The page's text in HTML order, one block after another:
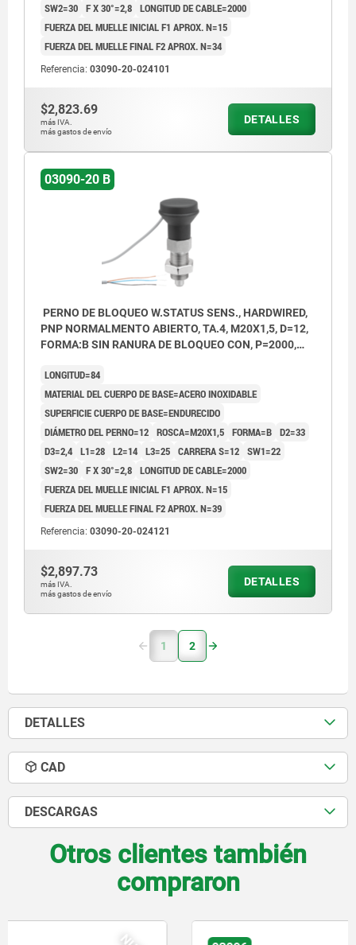
SW2=30 F X 30°=2,8 LONGITUD DE CABLE=2000
FUERZA DEL MUELLE INICIAL F1 APROX. N=15
FUERZA DEL MUELLE FINAL F2 APROX. N=34
Referencia: 03090-20-024101
$2,823.69
más IVA.
más gastos de envío
DETALLES
03090-20 B
PERNO DE BLOQUEO W.STATUS SENS., HARDWIRED,
PNP NORMALMENTO ABIERTO, TA.4, M20X1,5, D=12,
FORMA:B SIN RANURA DE BLOQUEO CON, P=2000,
COMP:TERMOPLÁSTICO GRIS ANTRACITA
LONGITUD=84
MATERIAL DEL CUERPO DE BASE=ACERO INOXIDABLE
SUPERFICIE CUERPO DE BASE=ENDURECIDO
DIÁMETRO DEL PERNO=12 ROSCA=M20X1,5 FORMA=B D2=33
D3=2,4 L1=28 L2=14 L3=25 CARRERA S=12 SW1=22
SW2=30 F X 30°=2,8 LONGITUD DE CABLE=2000
FUERZA DEL MUELLE INICIAL F1 APROX. N=15
FUERZA DEL MUELLE FINAL F2 APROX. N=39
Referencia: 03090-20-024121
$2,897.73
más IVA.
más gastos de envío
DETALLES
1 2
DETALLES
CAD
DESCARGAS
Otros clientes también
compraron